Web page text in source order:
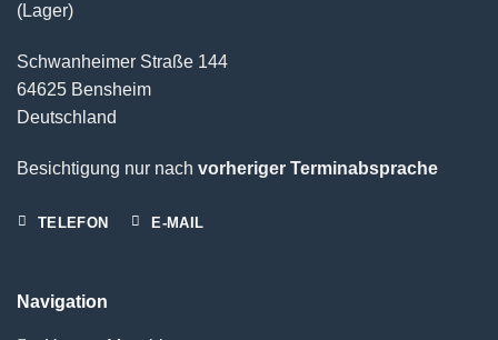
(Lager)
Schwanheimer Straße 144
64625 Bensheim
Deutschland
Besichtigung nur nach vorheriger Terminabsprache
TELEFON E-MAIL
Navigation